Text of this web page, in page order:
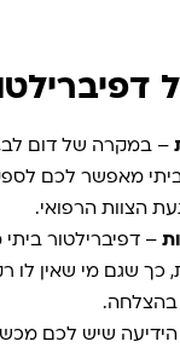
– במקרה של דום
מאפשר לכם
הצוות הרפואי.
– דפיברילטור
כך שגם מי שאין לו
שיש לכם